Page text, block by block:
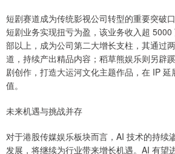
短剧赛道成为传统影视公司转型的重要突破
短剧业务实现扭亏为盈，该业务收入超
部以上，成为公司第二大增长支柱，其通过
道，持续产出精品内容；稻草熊娱乐则另辟
剧创作，打造大运河文化主题作品，在 IP
值。
未来机遇与挑战并存
对于港股传媒娱乐板块而言，AI 技术的持续
发展，将继续为行业带来增长机遇。AI 有望